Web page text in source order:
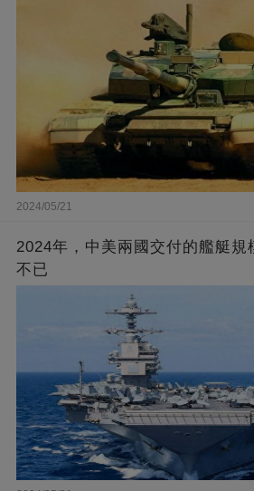
2024/05/21
2024年，中美兩國交付的艦艇規
不已